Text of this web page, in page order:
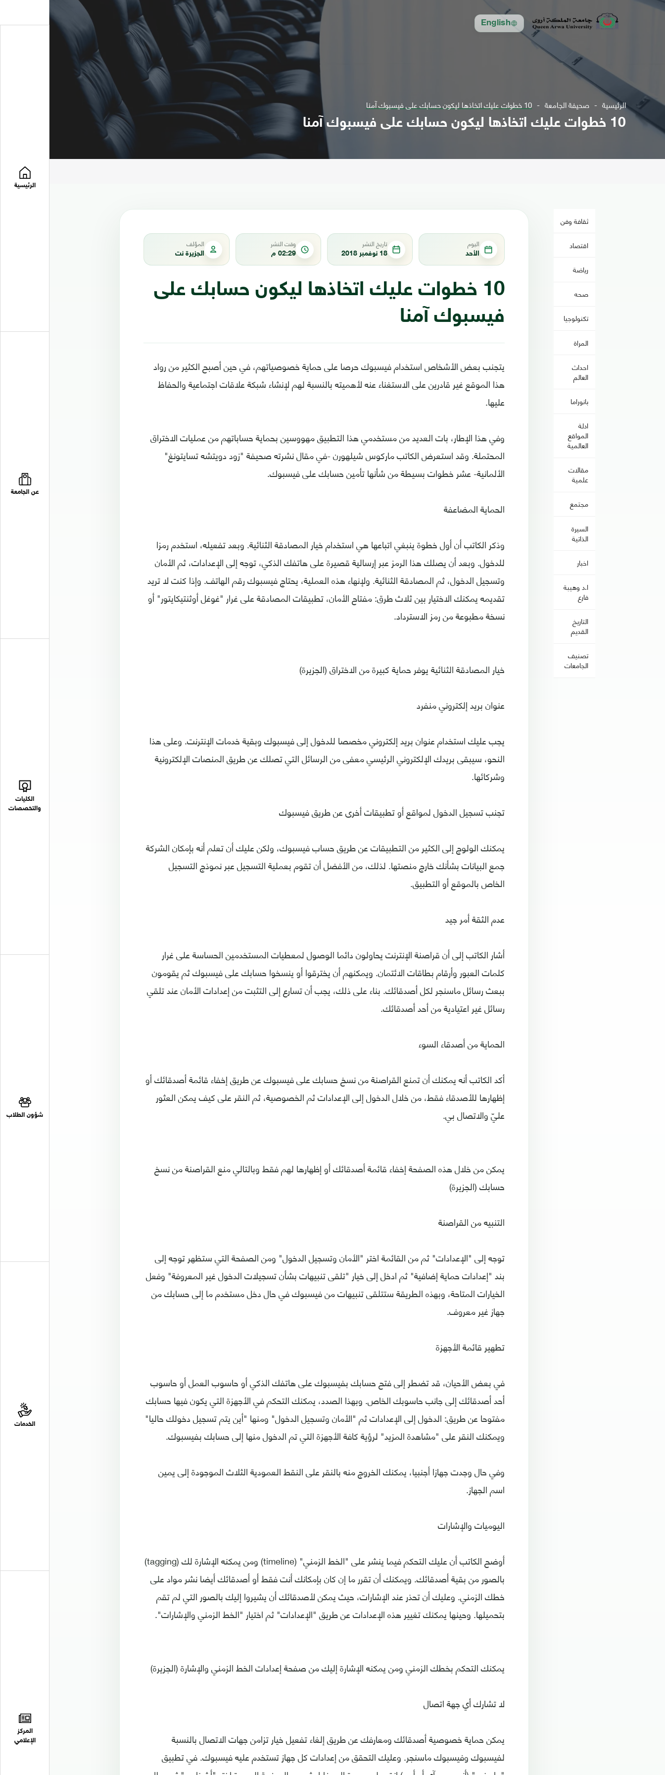
English
الرئيسية
عن الجامعة
الكليات
والتخصصات
شؤون الطلاب
الخدمات
المركز
الإعلامي
الرئيسية صحيفة الجامعة 10 خطوات عليك اتخاذها ليكون حسابك على فيسبوك آمنا
10 خطوات عليك اتخاذها ليكون حسابك على فيسبوك آمنا
ثقافة وفن
اقتصاد
رياضة
صحه
تكنولوجيا
المراة
احداث
العالم
بانوراما
ادلة
المواقع
العالمية
مقالات
علمية
مجتمع
السيرة
الذاتية
اخبار
ا.د وهيبة
فارع
التاريخ
القديم
تصنيف
الجامعات
اليوم
الأحد
تاريخ النشر
18 نوفمبر 2018
وقت النشر
02:29 م
المؤلف
الجزيرة نت
10 خطوات عليك اتخاذها ليكون حسابك على
فيسبوك آمنا
يتجنب بعض الأشخاص استخدام فيسبوك حرصا على حماية خصوصياتهم، في حين أصبح الكثير من رواد
هذا الموقع غير قادرين على الاستغناء عنه لأهميته بالنسبة لهم لإنشاء شبكة علاقات اجتماعية والحفاظ
عليها.
وفي هذا الإطار، بات العديد من مستخدمي هذا التطبيق مهووسين بحماية حساباتهم من عمليات الاختراق
المحتملة. وقد استعرض الكاتب ماركوس شيلهورن -في مقال نشرته صحيفة "زود دويتشه تسايتونغ"
الألمانية- عشر خطوات بسيطة من شأنها تأمين حسابك على فيسبوك.
الحماية المضاعفة
وذكر الكاتب أن أول خطوة ينبغي اتباعها هي استخدام خيار المصادقة الثنائية. وبعد تفعيله، استخدم رمزا
للدخول. وبعد أن يصلك هذا الرمز عبر إرسالية قصيرة على هاتفك الذكي، توجه إلى الإعدادات، ثم الأمان
وتسجيل الدخول، ثم المصادقة الثنائية. ولإنهاء هذه العملية، يحتاج فيسبوك رقم الهاتف. وإذا كنت لا تريد
تقديمه يمكنك الاختيار بين ثلاث طرق: مفتاح الأمان، تطبيقات المصادقة على غرار "غوغل أوثنتيكايتور" أو
نسخة مطبوعة من رمز الاسترداد.
خيار المصادقة الثنائية يوفر حماية كبيرة من الاختراق (الجزيرة)
عنوان بريد إلكتروني منفرد
يجب عليك استخدام عنوان بريد إلكتروني مخصصا للدخول إلى فيسبوك وبقية خدمات الإنترنت. وعلى هذا
النحو، سيبقى بريدك الإلكتروني الرئيسي معفى من الرسائل التي تصلك عن طريق المنصات الإلكترونية
وشركائها.
تجنب تسجيل الدخول لمواقع أو تطبيقات أخرى عن طريق فيسبوك
يمكنك الولوج إلى الكثير من التطبيقات عن طريق حساب فيسبوك، ولكن عليك أن تعلم أنه بإمكان الشركة
جمع البيانات بشأنك خارج منصتها. لذلك، من الأفضل أن تقوم بعملية التسجيل عبر نموذج التسجيل
الخاص بالموقع أو التطبيق.
عدم الثقة أمر جيد
أشار الكاتب إلى أن قراصنة الإنترنت يحاولون دائما الوصول لمعطيات المستخدمين الحساسة على غرار
كلمات العبور وأرقام بطاقات الائتمان. ويمكنهم أن يخترقوا أو ينسخوا حسابك على فيسبوك ثم يقومون
ببعث رسائل ماسنجر لكل أصدقائك. بناء على ذلك، يجب أن تسارع إلى التثبت من إعدادات الأمان عند تلقي
رسائل غير اعتيادية من أحد أصدقائك.
الحماية من أصدقاء السوء
أكد الكاتب أنه يمكنك أن تمنع القراصنة من نسخ حسابك على فيسبوك عن طريق إخفاء قائمة أصدقائك أو
إظهارها للأصدقاء فقط، من خلال الدخول إلى الإعدادات ثم الخصوصية، ثم النقر على كيف يمكن العثور
عليّ والاتصال بي.
يمكن من خلال هذه الصفحة إخفاء قائمة أصدقائك أو إظهارها لهم فقط وبالتالي منع القراصنة من نسخ
حسابك (الجزيرة)
التنبيه من القراصنة
توجه إلى "الإعدادات" ثم من القائمة اختر "الأمان وتسجيل الدخول" ومن الصفحة التي ستظهر توجه إلى
بند "إعدادات حماية إضافية" ثم ادخل إلى خيار "تلقى تنبيهات بشأن تسجيلات الدخول غير المعروفة" وفعل
الخيارات المتاحة، وبهذه الطريقة ستتلقى تنبيهات من فيسبوك في حال دخل مستخدم ما إلى حسابك من
جهاز غير معروف.
تطهير قائمة الأجهزة
في بعض الأحيان، قد تضطر إلى فتح حسابك بفيسبوك على هاتفك الذكي أو حاسوب العمل أو حاسوب
أحد أصدقائك إلى جانب حاسوبك الخاص. وبهذا الصدد، يمكنك التحكم في الأجهزة التي يكون فيها حسابك
مفتوحا عن طريق: الدخول إلى الإعدادات ثم "الأمان وتسجيل الدخول" ومنها "أين يتم تسجيل دخولك حاليا"
ويمكنك النقر على "مشاهدة المزيد" لرؤية كافة الأجهزة التي تم الدخول منها إلى حسابك بفيسبوك.
وفي حال وجدت جهازا أجنبيا، يمكنك الخروج منه بالنقر على النقط العمودية الثلاث الموجودة إلى يمين
اسم الجهاز.
اليوميات والإشارات
أوضح الكاتب أن عليك التحكم فيما ينشر على "الخط الزمني" (timeline) ومن يمكنه الإشارة لك (tagging)
بالصور من بقية أصدقائك. ويمكنك أن تقرر ما إن كان بإمكانك أنت فقط أو أصدقائك أيضا نشر مواد على
خطك الزمني. وعليك أن تحذر عند الإشارات، حيث يمكن لأصدقائك أن يشيروا إليك بالصور التي لم تقم
بتحميلها. وحينها يمكنك تغيير هذه الإعدادات عن طريق "الإعدادات" ثم اختيار "الخط الزمني والإشارات".
يمكنك التحكم بخطك الزمني ومن يمكنه الإشارة إليك من صفحة إعدادات الخط الزمني والإشارة (الجزيرة)
لا تشارك أي جهة اتصال
يمكن حماية خصوصية أصدقائك ومعارفك عن طريق إلغاء تفعيل خيار تزامن جهات الاتصال بالنسبة
لفيسبوك وفيسبوك ماسنجر. وعليك التحقق من إعدادات كل جهاز تستخدم عليه فيسبوك. في تطبيق